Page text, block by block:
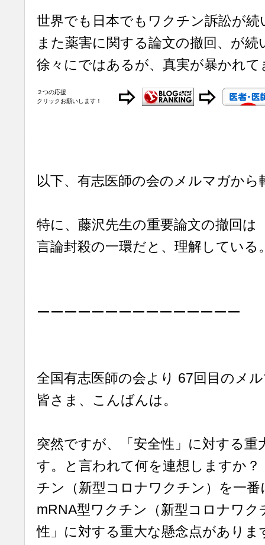
世界でも日本でもワクチン訴訟が続
また薬害に関する論文の撤回、が続
徐々にではあるが、真実が暴かれて
２つの応援
クリックお願いします！
以下、有志医師の会のメルマガから
特に、藤沢先生の重要論文の撤回は
言論封殺の一環だと、理解している
ーーーーーーーーーーーーーーー
全国有志医師の会より 67回目のメ
皆さま、こんばんは。
突然ですが、「安全性」に対する重
す。と言われて何を連想しますか？
チン（新型コロナワクチン）を一
mRNA型ワクチン（新型コロナワク
性」に対する重大な懸念点がありま